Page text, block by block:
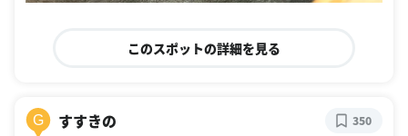
このスポットの詳細を見る
G すすきの 350